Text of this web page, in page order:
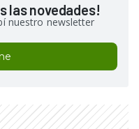
las novedades!
nuestro newsletter